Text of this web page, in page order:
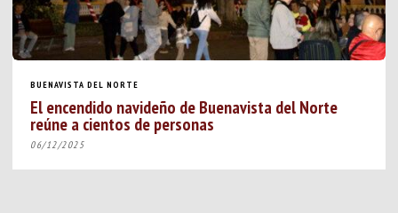
BUENAVISTA DEL NORTE
El encendido navideño de Buenavista del Norte
reúne a cientos de personas
06/12/2025